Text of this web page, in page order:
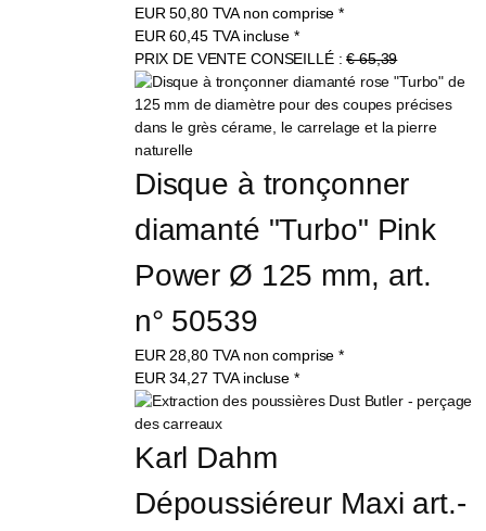
EUR50,80 TVA non comprise *
EUR60,45 TVA incluse *
PRIX DE VENTE CONSEILLÉ :€ 65,39
Disque à tronçonner
diamanté "Turbo" Pink
Power Ø 125 mm, art.
n° 50539
EUR28,80 TVA non comprise *
EUR34,27 TVA incluse *
Karl Dahm
Dépoussiéreur Maxi art.-